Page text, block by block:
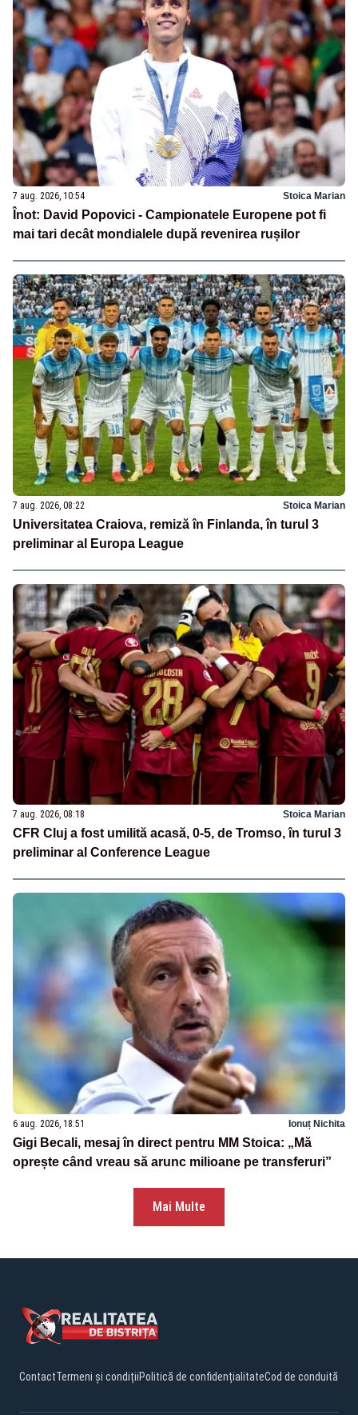
7 aug. 2026, 10:54 Stoica Marian
Înot: David Popovici - Campionatele Europene pot fi
mai tari decât mondialele după revenirea rușilor
7 aug. 2026, 08:22 Stoica Marian
Universitatea Craiova, remiză în Finlanda, în turul 3
preliminar al Europa League
7 aug. 2026, 08:18 Stoica Marian
CFR Cluj a fost umilită acasă, 0-5, de Tromso, în turul 3
preliminar al Conference League
6 aug. 2026, 18:51 Ionuț Nichita
Gigi Becali, mesaj în direct pentru MM Stoica: „Mă
oprește când vreau să arunc milioane pe transferuri”
Mai Multe
ContactTermeni și condițiiPolitică de confidențialitateCod de conduită